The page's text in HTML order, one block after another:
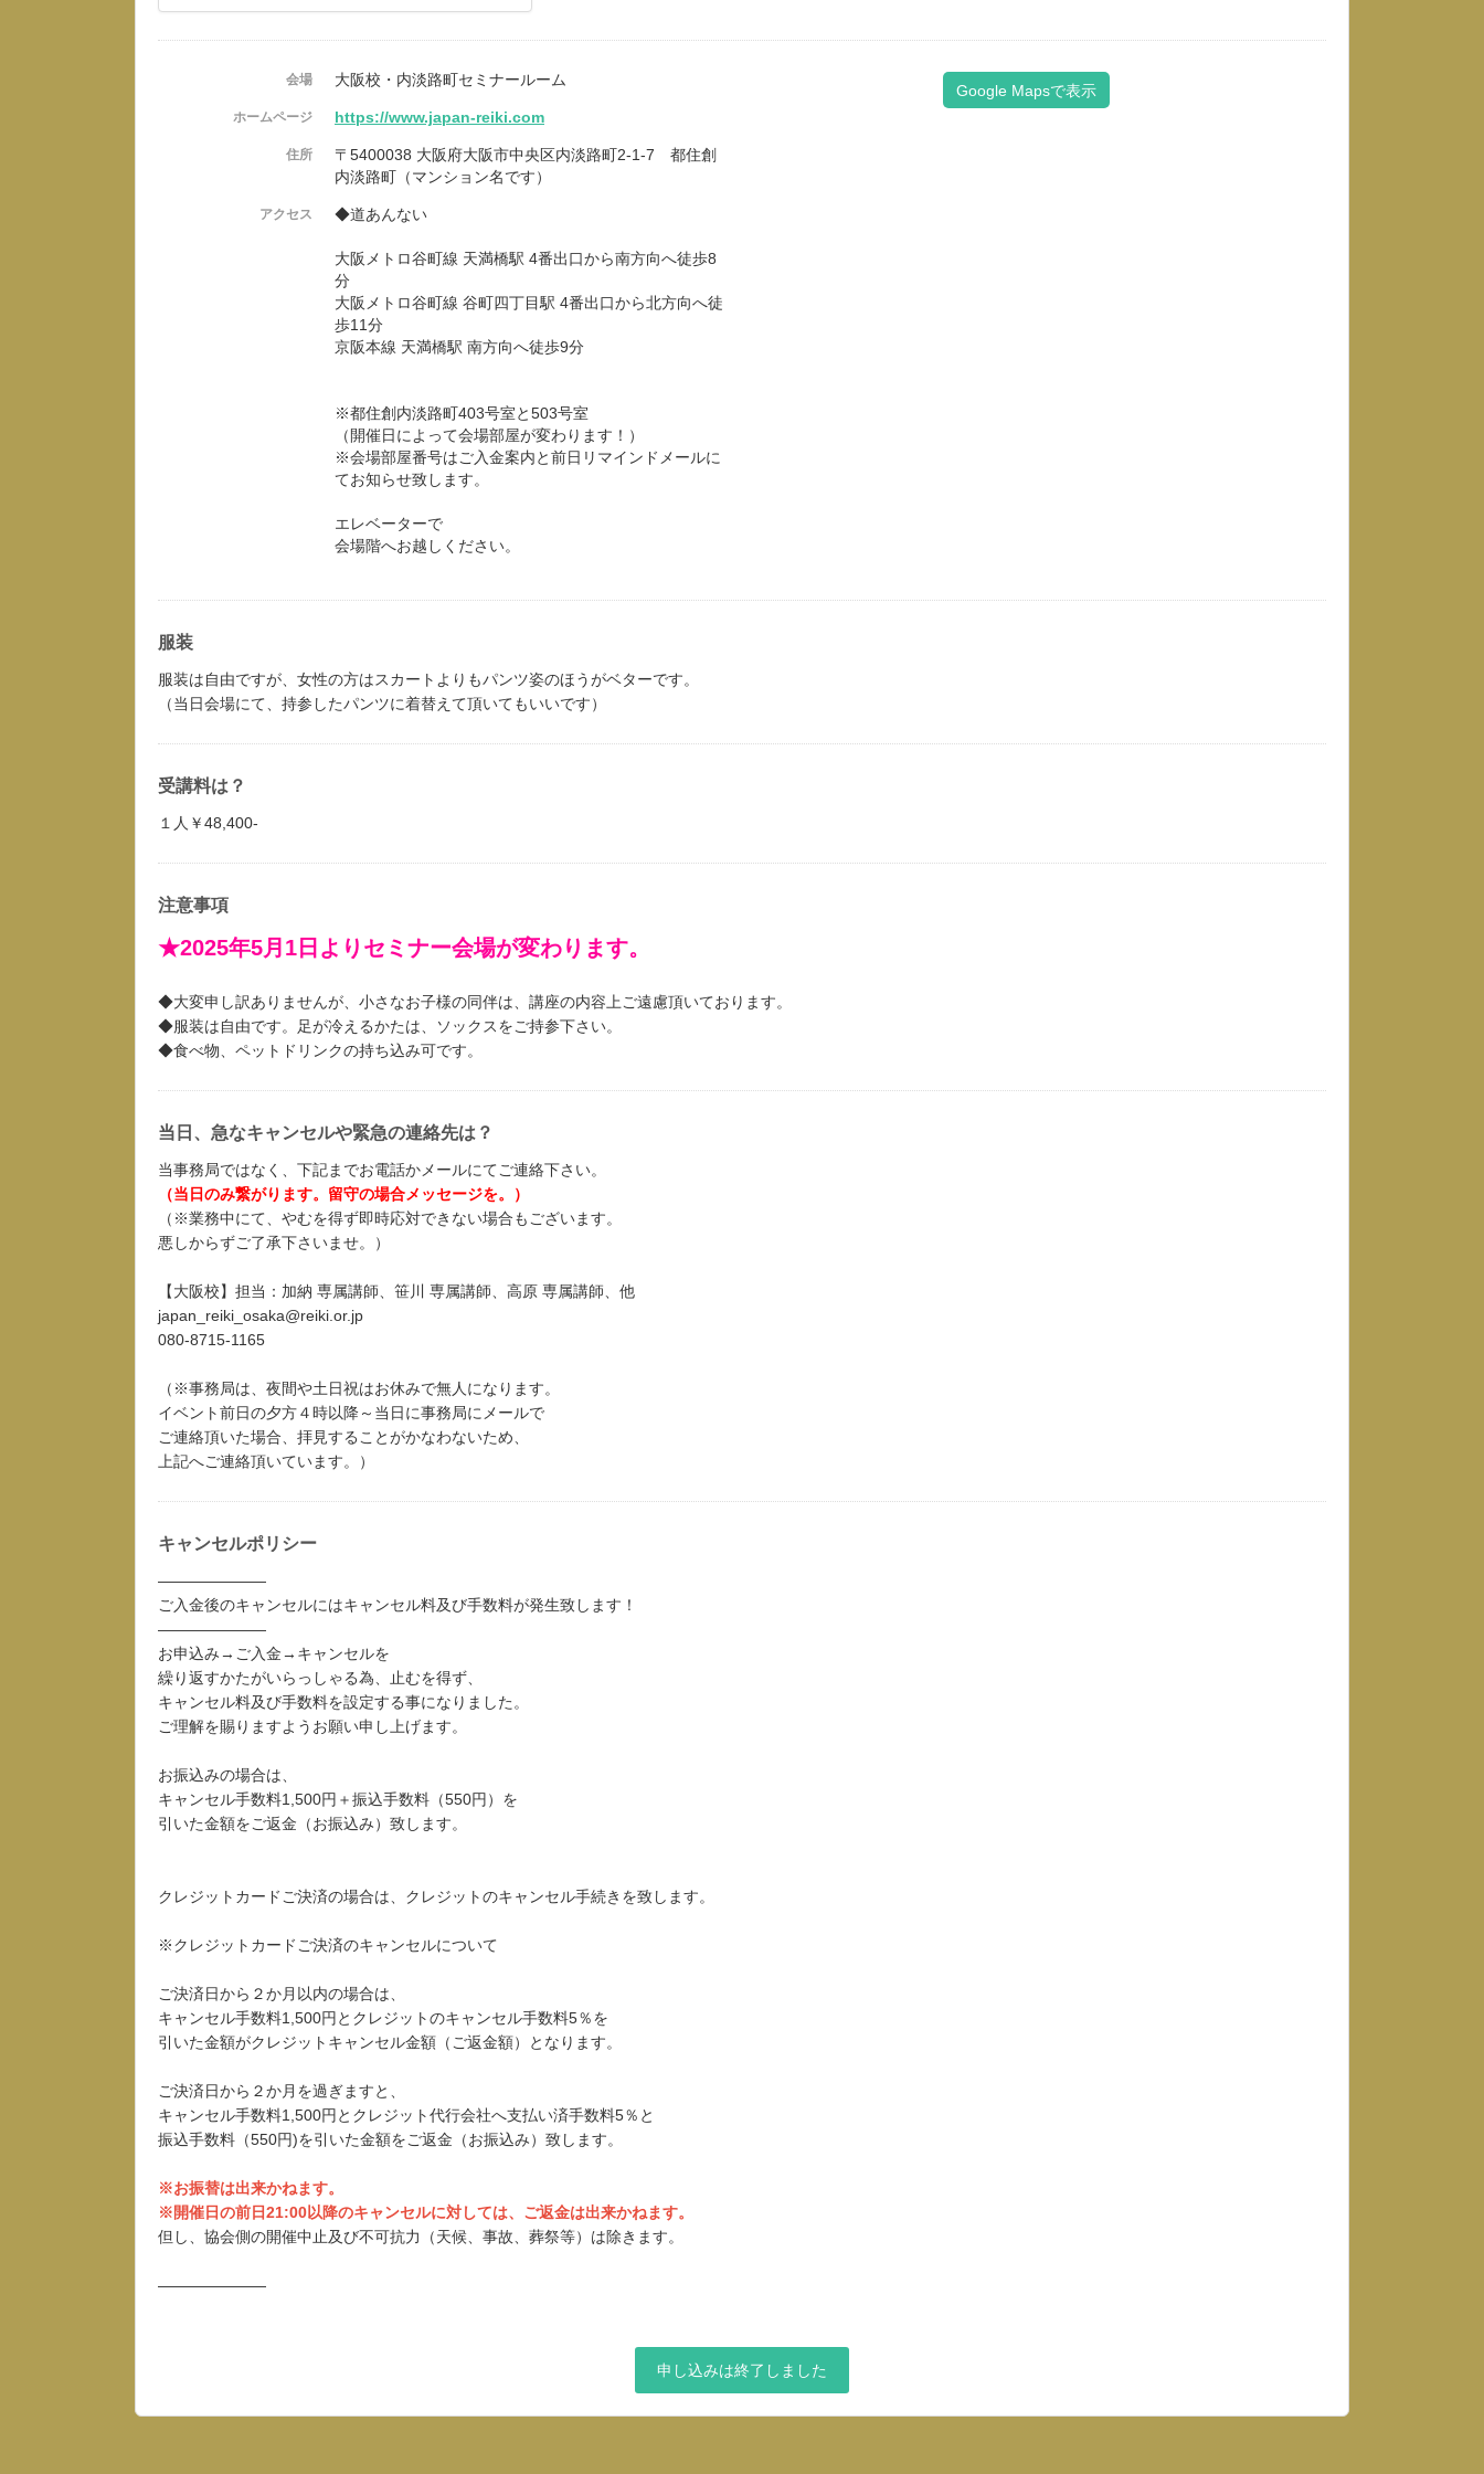
会場 大阪校・内淡路町セミナールーム
ホームページ https://www.japan-reiki.com
住所
〒5400038 大阪府大阪市中央区内淡路町2-1-7 都住創
内淡路町（マンション名です）
アクセス ◆道あんない
大阪メトロ谷町線 天満橋駅 4番出口から南方向へ徒歩8
分
大阪メトロ谷町線 谷町四丁目駅 4番出口から北方向へ徒
歩11分
京阪本線 天満橋駅 南方向へ徒歩9分
※都住創内淡路町403号室と503号室
（開催日によって会場部屋が変わります！）
※会場部屋番号はご入金案内と前日リマインドメールに
てお知らせ致します。
エレベーターで
会場階へお越しください。
Google Mapsで表示
服装
服装は自由ですが、女性の方はスカートよりもパンツ姿のほうがベターです。
（当日会場にて、持参したパンツに着替えて頂いてもいいです）
受講料は？
１人￥48,400-
注意事項
★2025年5月1日よりセミナー会場が変わります。
◆大変申し訳ありませんが、小さなお子様の同伴は、講座の内容上ご遠慮頂いております。
◆服装は自由です。足が冷えるかたは、ソックスをご持参下さい。
◆食べ物、ペットドリンクの持ち込み可です。
当日、急なキャンセルや緊急の連絡先は？
当事務局ではなく、下記までお電話かメールにてご連絡下さい。
（当日のみ繋がります。留守の場合メッセージを。）
（※業務中にて、やむを得ず即時応対できない場合もございます。
悪しからずご了承下さいませ。）
【大阪校】担当：加納 専属講師、笹川 専属講師、高原 専属講師、他
japan_reiki_osaka@reiki.or.jp
080-8715-1165
（※事務局は、夜間や土日祝はお休みで無人になります。
イベント前日の夕方４時以降～当日に事務局にメールで
ご連絡頂いた場合、拝見することがかなわないため、
上記へご連絡頂いています。）
キャンセルポリシー
―――――――
ご入金後のキャンセルにはキャンセル料及び手数料が発生致します！
―――――――
お申込み→ご入金→キャンセルを
繰り返すかたがいらっしゃる為、止むを得ず、
キャンセル料及び手数料を設定する事になりました。
ご理解を賜りますようお願い申し上げます。
お振込みの場合は、
キャンセル手数料1,500円＋振込手数料（550円）を
引いた金額をご返金（お振込み）致します。
クレジットカードご決済の場合は、クレジットのキャンセル手続きを致します。
※クレジットカードご決済のキャンセルについて
ご決済日から２か月以内の場合は、
キャンセル手数料1,500円とクレジットのキャンセル手数料5％を
引いた金額がクレジットキャンセル金額（ご返金額）となります。
ご決済日から２か月を過ぎますと、
キャンセル手数料1,500円とクレジット代行会社へ支払い済手数料5％と
振込手数料（550円)を引いた金額をご返金（お振込み）致します。
※お振替は出来かねます。
※開催日の前日21:00以降のキャンセルに対しては、ご返金は出来かねます。
但し、協会側の開催中止及び不可抗力（天候、事故、葬祭等）は除きます。
―――――――
申し込みは終了しました